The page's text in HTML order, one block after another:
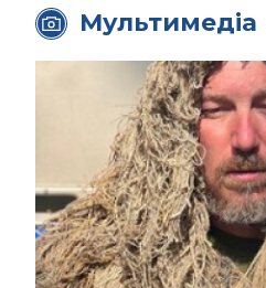
Мультимедіа